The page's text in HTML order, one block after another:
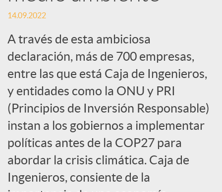
c
i
a
l
e
s
14.09.2022
A través de esta ambiciosa
declaración, más de 700 empresas,
entre las que está Caja de Ingenieros,
y entidades como la ONU y PRI
(Principios de Inversión Responsable)
instan a los gobiernos a implementar
políticas antes de la COP27 para
abordar la crisis climática. Caja de
Ingenieros, consiente de la